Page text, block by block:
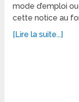
mode d’emploi
cette notice au
[Lire la suite...]